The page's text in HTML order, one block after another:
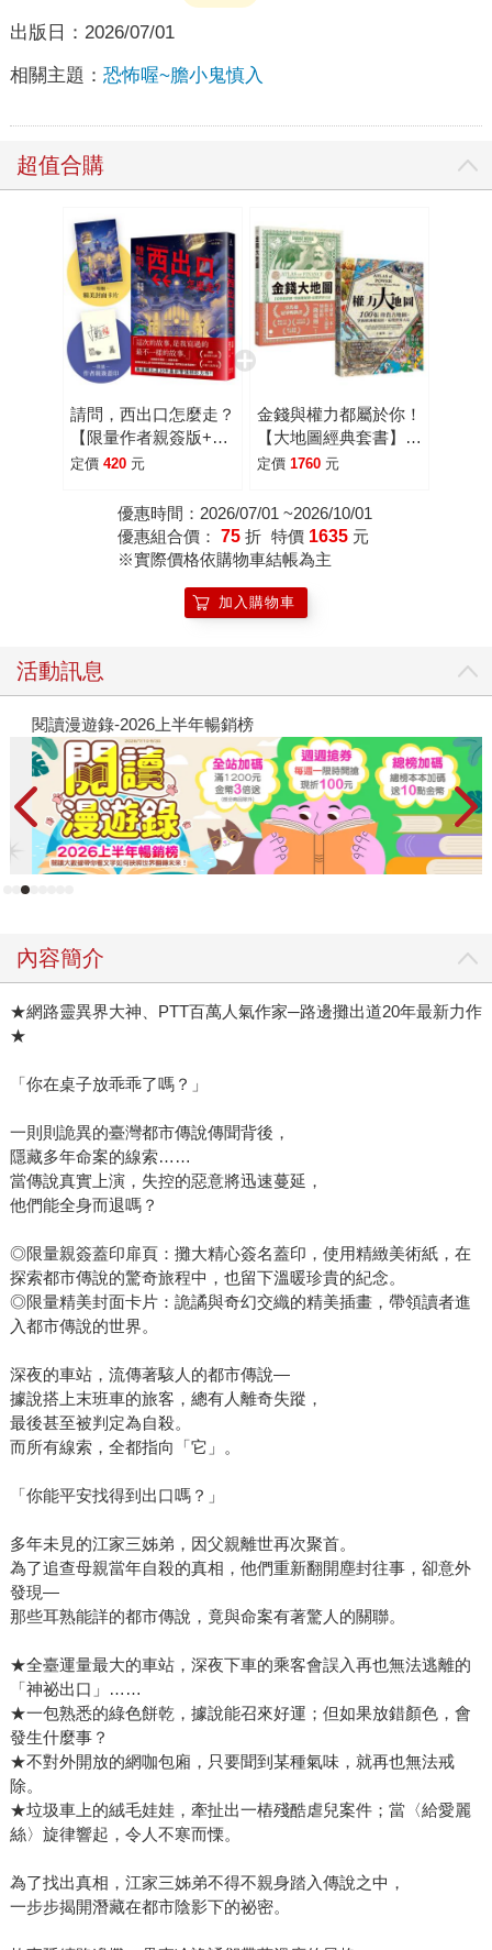
出版日： 2026/07/01
相關主題： 恐怖喔~膽小鬼慎入
超值合購
請問，西出口怎麼走？
【限量作者親簽版+加
贈精美封面卡片】（臺
案，百萬人氣作家路邊
攤今年最瘋狂的驚悚小
定價 420 元
金錢與權力都屬於你！
【大地圖經典套書】
（《金錢大地圖》＋
定價 1760 元
優惠時間：2026/07/01 ~2026/10/01
優惠組合價： 75 折 特價 1635 元
※實際價格依購物車結帳為主
加入購物車
活動訊息
閱讀漫遊錄-2026上半年暢銷榜
內容簡介
★網路靈異界大神、PTT百萬人氣作家─路邊攤出道20年最新力作
★
「你在桌子放乖乖了嗎？」
一則則詭異的臺灣都市傳說傳聞背後，
隱藏多年命案的線索……
當傳說真實上演，失控的惡意將迅速蔓延，
他們能全身而退嗎？
◎限量親簽蓋印扉頁：攤大精心簽名蓋印，使用精緻美術紙，在
探索都市傳說的驚奇旅程中，也留下溫暖珍貴的紀念。
◎限量精美封面卡片：詭譎與奇幻交織的精美插畫，帶領讀者進
入都市傳說的世界。
深夜的車站，流傳著駭人的都市傳說—
據說搭上末班車的旅客，總有人離奇失蹤，
最後甚至被判定為自殺。
而所有線索，全都指向「它」。
「你能平安找得到出口嗎？」
多年未見的江家三姊弟，因父親離世再次聚首。
為了追查母親當年自殺的真相，他們重新翻開塵封往事，卻意外
發現—
那些耳熟能詳的都市傳說，竟與命案有著驚人的關聯。
★全臺運量最大的車站，深夜下車的乘客會誤入再也無法逃離的
「神祕出口」……
★一包熟悉的綠色餅乾，據說能召來好運；但如果放錯顏色，會
發生什麼事？
★不對外開放的網咖包廂，只要聞到某種氣味，就再也無法戒
除。
★垃圾車上的絨毛娃娃，牽扯出一樁殘酷虐兒案件；當〈給愛麗
絲〉旋律響起，令人不寒而慄。
為了找出真相，江家三姊弟不得不親身踏入傳說之中，
一步步揭開潛藏在都市陰影下的祕密。